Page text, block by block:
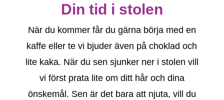
m
o
s
s
Din tid i stolen
När du kommer får du gärna börja med en
kaffe eller te vi bjuder även på choklad och
lite kaka. När du sen sjunker ner i stolen vill
vi först prata lite om ditt hår och dina
önskemål. Sen är det bara att njuta, vill du